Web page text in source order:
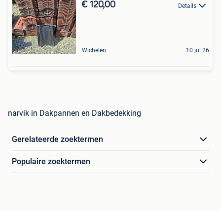
€ 120,00 Details
Wichelen 10 jul 26
narvik in Dakpannen en Dakbedekking
Gerelateerde zoektermen
Populaire zoektermen